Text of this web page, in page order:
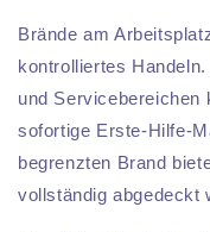
Brände am
kontrolliertes
und Servicebereichen
sofortige Erste-Hilfe-
begrenzten Brand
vollständig abgedeckt